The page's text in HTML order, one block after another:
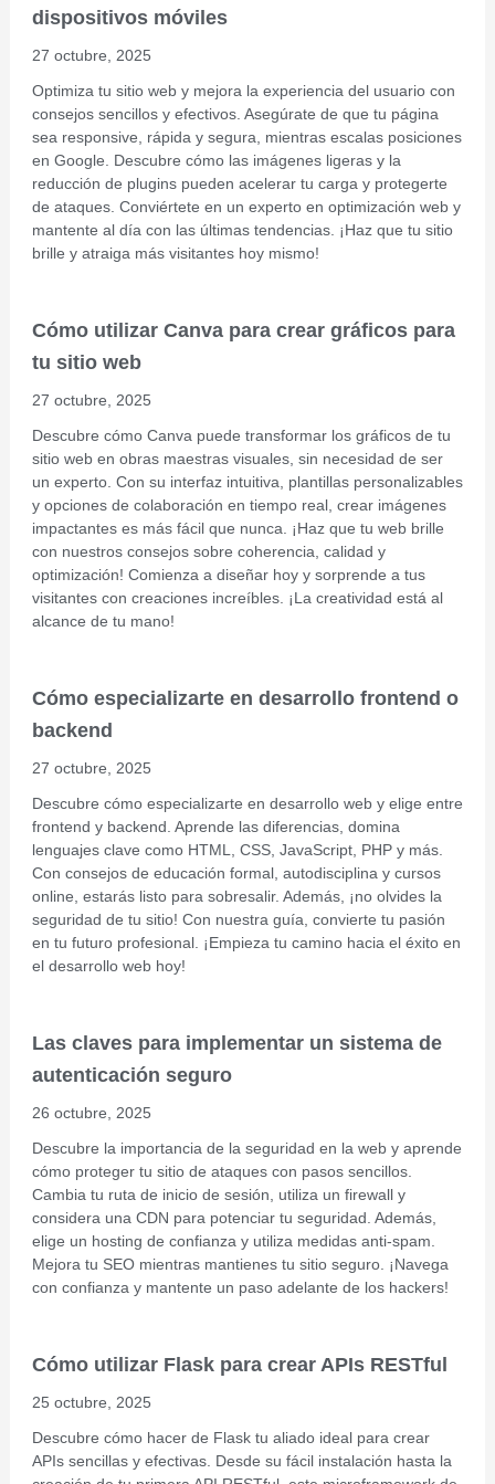
dispositivos móviles
27 octubre, 2025
Optimiza tu sitio web y mejora la experiencia del usuario con
consejos sencillos y efectivos. Asegúrate de que tu página
sea responsive, rápida y segura, mientras escalas posiciones
en Google. Descubre cómo las imágenes ligeras y la
reducción de plugins pueden acelerar tu carga y protegerte
de ataques. Conviértete en un experto en optimización web y
mantente al día con las últimas tendencias. ¡Haz que tu sitio
brille y atraiga más visitantes hoy mismo!
Cómo utilizar Canva para crear gráficos para
tu sitio web
27 octubre, 2025
Descubre cómo Canva puede transformar los gráficos de tu
sitio web en obras maestras visuales, sin necesidad de ser
un experto. Con su interfaz intuitiva, plantillas personalizables
y opciones de colaboración en tiempo real, crear imágenes
impactantes es más fácil que nunca. ¡Haz que tu web brille
con nuestros consejos sobre coherencia, calidad y
optimización! Comienza a diseñar hoy y sorprende a tus
visitantes con creaciones increíbles. ¡La creatividad está al
alcance de tu mano!
Cómo especializarte en desarrollo frontend o
backend
27 octubre, 2025
Descubre cómo especializarte en desarrollo web y elige entre
frontend y backend. Aprende las diferencias, domina
lenguajes clave como HTML, CSS, JavaScript, PHP y más.
Con consejos de educación formal, autodisciplina y cursos
online, estarás listo para sobresalir. Además, ¡no olvides la
seguridad de tu sitio! Con nuestra guía, convierte tu pasión
en tu futuro profesional. ¡Empieza tu camino hacia el éxito en
el desarrollo web hoy!
Las claves para implementar un sistema de
autenticación seguro
26 octubre, 2025
Descubre la importancia de la seguridad en la web y aprende
cómo proteger tu sitio de ataques con pasos sencillos.
Cambia tu ruta de inicio de sesión, utiliza un firewall y
considera una CDN para potenciar tu seguridad. Además,
elige un hosting de confianza y utiliza medidas anti-spam.
Mejora tu SEO mientras mantienes tu sitio seguro. ¡Navega
con confianza y mantente un paso adelante de los hackers!
Cómo utilizar Flask para crear APIs RESTful
25 octubre, 2025
Descubre cómo hacer de Flask tu aliado ideal para crear
APIs sencillas y efectivas. Desde su fácil instalación hasta la